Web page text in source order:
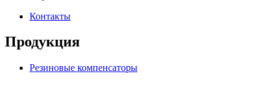
Контакты
Продукция
Резиновые компенсаторы